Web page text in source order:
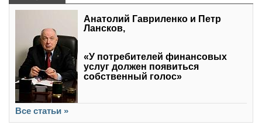
Анатолий Гавриленко и Петр
Лансков,
«У потребителей финансовых
услуг должен появиться
собственный голос»
Все статьи »